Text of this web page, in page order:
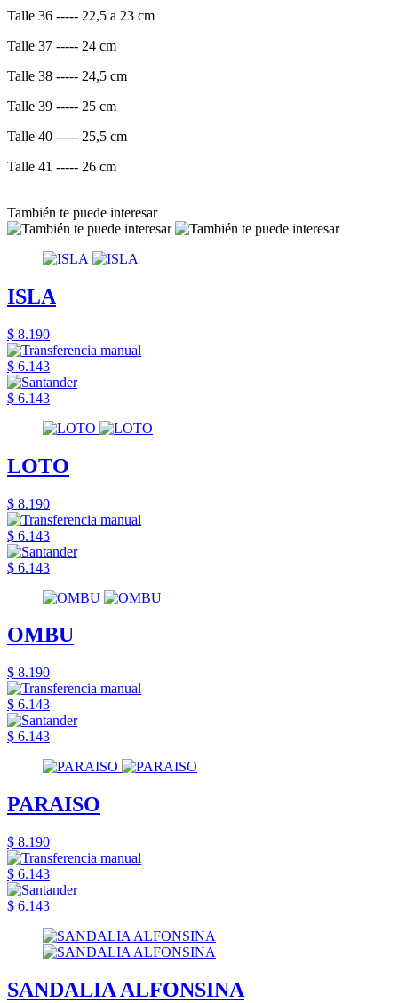
Talle 36 ----- 22,5 a 23 cm
Talle 37 ----- 24 cm
Talle 38 ----- 24,5 cm
Talle 39 ----- 25 cm
Talle 40 ----- 25,5 cm
Talle 41 ----- 26 cm
También te puede interesar
ISLA
$ 8.190
$ 6.143
$ 6.143
LOTO
$ 8.190
$ 6.143
$ 6.143
OMBU
$ 8.190
$ 6.143
$ 6.143
PARAISO
$ 8.190
$ 6.143
$ 6.143
SANDALIA ALFONSINA